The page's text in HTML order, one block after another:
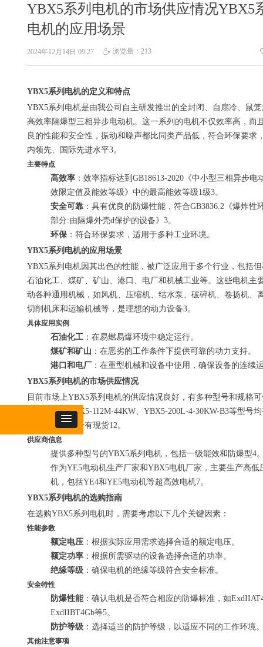
YBX5系列电机的市场供应情况YBX5
电机的应用场景
YBX5系列电机的定义和特点
YBX5系列电机是由我公司自主研发推出的全封闭、自扇冷、鼠
高效率隔爆型三相异步电动机。这一系列的电机不仅效率高，而
良的性能和安全性，振动和噪声都比同类产品低，符合环保要求
内领先、国际先进水平3。
主要特点
高效率 ：效率指标达到GB18613-2020《中小型三相异步电
效限定值及能效等级》中的最高能效等级1级3。
安全可靠 ：具有优良的防爆性能，符合GB3836.2《爆炸性
部分:由隔爆外壳d保护的设备》3。
环保 ：符合环保要求，适用于多种工业环境。
YBX5系列电机的应用场景
YBX5系列电机因其出色的性能，被广泛应用于多个行业，包括
石油化工、煤矿、矿山、港口、电厂和机械工业等。这些电机主
动各种通用机械，如风机、压缩机、结水泵、破碎机、卷扬机、
切削机床和运输机械等，是理想的动力设备3。
具体应用实例
石油化工 ：在易燃易爆环境中稳定运行。
煤矿和矿山 ：在恶劣的工作条件下提供可靠的动力支持。
港口和电厂 ：在重型机械和设备中使用，确保设备的连续
YBX5系列电机的市场供应情况
目前市场上YBX5系列电机的供应情况良好，有多种型号和规格
择。例如，YBX5-112M-44KW、YBX5-200L-4-30KW-B3等型号
售，且多数型号有现货12。
供应商信息
提供多种型号的YBX5系列电机，包括一级能效和防爆型4
作为YE5电动机生产厂家和YBX5电机厂家，主要生产高低
机，包括YE4和YE5电动机等超高效电机7。
YBX5系列电机的选购指南
在选购YBX5系列电机时，需要考虑以下几个关键因素：
性能参数
额定电压 ：根据实际应用需求选择合适的额定电压。
额定功率 ：根据所需驱动的设备选择合适的功率。
绝缘等级 ：确保电机的绝缘等级符合安全标准。
安全特性
防爆性能：确认电机是否符合相应的防爆标准，如
ExdIIBT4Gb等5。
防护等级 ：选择适当的防护等级，以适应不同的工作环境
其他注意事项
2024年12月14日 09:27 ꄘ 浏览量：213